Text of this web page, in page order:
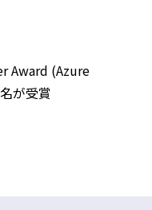
Award (Azure
が受賞